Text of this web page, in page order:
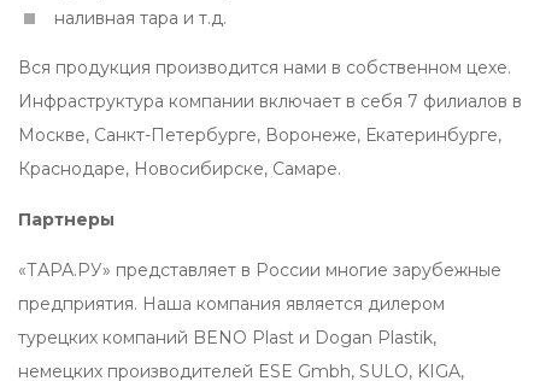
наливная тара и т.д.
Вся продукция производится нами в собственном цехе.
Инфраструктура компании включает в себя 7 филиалов в
Москве, Санкт-Петербурге, Воронеже, Екатеринбурге,
Краснодаре, Новосибирске, Самаре.
Партнеры
«ТАРА.РУ» представляет в России многие зарубежные
предприятия. Наша компания является дилером
турецких компаний BENO Plast и Dogan Plastik,
немецких производителей ESE Gmbh, SULO, KIGA,